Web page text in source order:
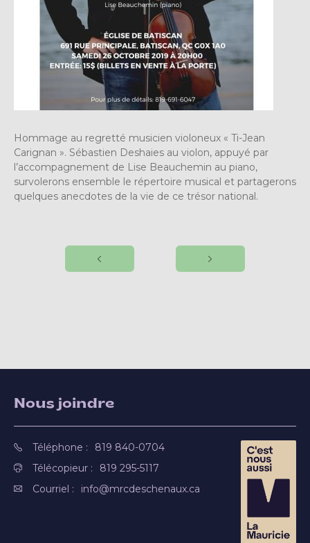
Hommage au regretté musicien violoneux « Ti-Jean
Carignan ». Sébastien Deshaies au violon, appuyé par
l’accompagnement de Lise Beauchemin au piano,
survolerons ensemble le répertoire musical et partagerons
quelques anecdotes de la vie de ce trésor national.
Nous joindre
Téléphone :
819 840-0704
Télécopieur :
819 295-5117
Courriel :
info@mrcdeschenaux.ca